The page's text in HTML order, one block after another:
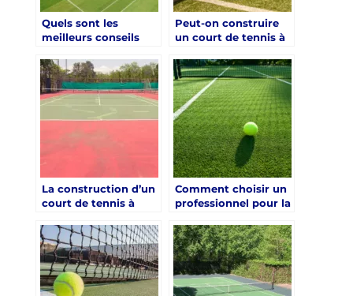
Quels sont les
meilleurs conseils
l’aménagement
paysager autour d’un
court de tennis à
Saint-Raphaël ?
Peut-on construire
un court de tennis à
terrain en pente ?
La construction d’un
court de tennis à
nécessite-t-elle des
connaissances
spécifiques en
aménagement
extérieur ?
Comment choisir un
professionnel pour la
court de tennis à
Saint-Raphaël ?